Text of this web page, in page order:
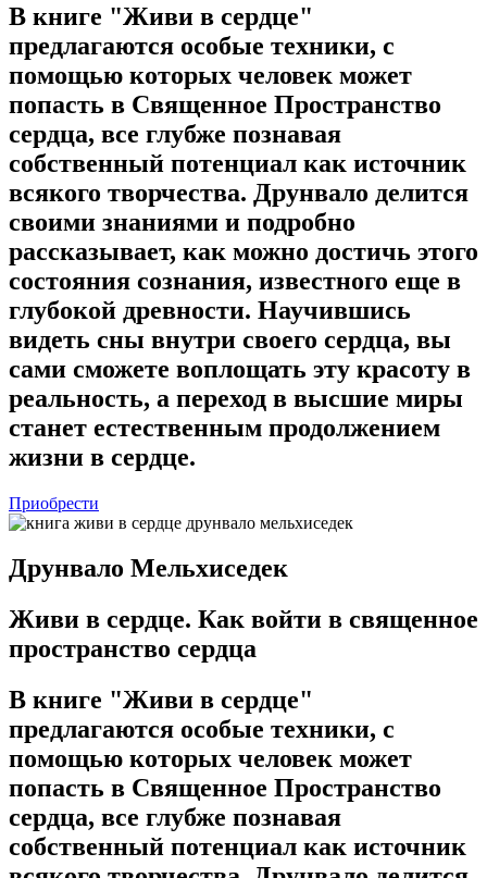
В книге "Живи в сердце"
предлагаются особые техники, с
помощью которых человек может
попасть в Священное Пространство
сердца, все глубже познавая
собственный потенциал как источник
всякого творчества. Друнвало делится
своими знаниями и подробно
рассказывает, как можно достичь этого
состояния сознания, известного еще в
глубокой древности. Научившись
видеть сны внутри своего сердца, вы
сами сможете воплощать эту красоту в
реальность, а переход в высшие миры
станет естественным продолжением
жизни в сердце.
Приобрести
Друнвало Мельхиседек
Живи в сердце. Как войти в священное
пространство сердца
В книге "Живи в сердце"
предлагаются особые техники, с
помощью которых человек может
попасть в Священное Пространство
сердца, все глубже познавая
собственный потенциал как источник